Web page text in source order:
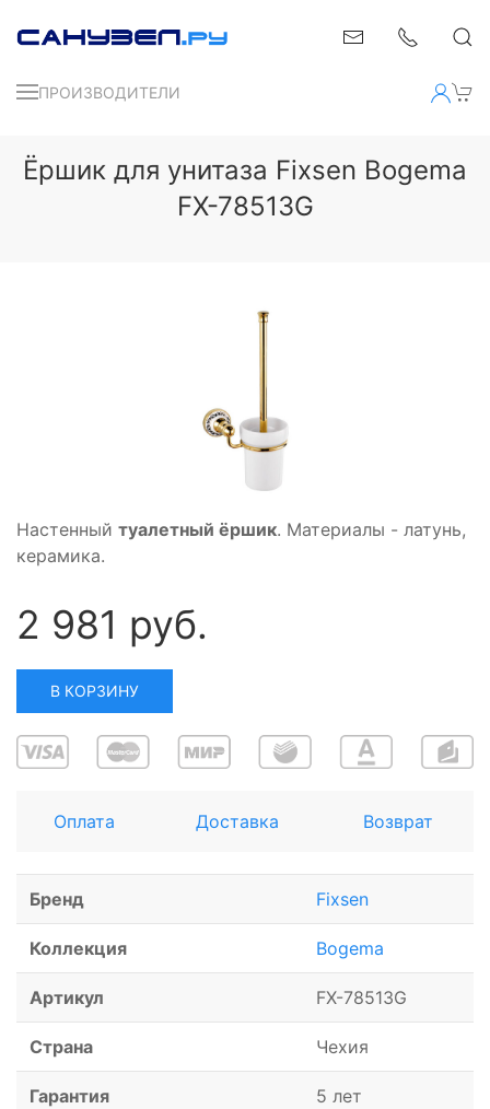
ПРОИЗВОДИТЕЛИ
Ёршик для унитаза Fixsen Bogema
FX-78513G
Настенный туалетный ёршик. Материалы - латунь,
керамика.
2 981 руб.
В КОРЗИНУ
Оплата Доставка Возврат
Бренд Fixsen
Коллекция Bogema
Артикул FX-78513G
Страна Чехия
Гарантия 5 лет